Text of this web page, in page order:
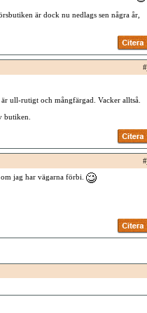
är dock nu nedlags sen några år,
#
ull-rutigt och mångfärgad. Vacker alltså.
butiken.
#
jag har vägarna förbi.